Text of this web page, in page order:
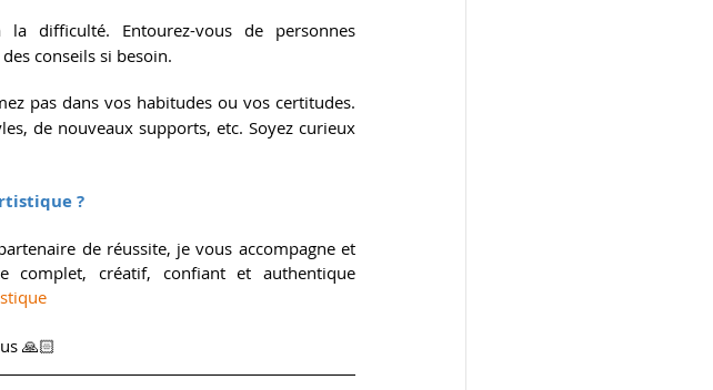
difficulté. Entourez-vous de personnes
conseils si besoin.
pas dans vos habitudes ou vos certitudes.
de nouveaux supports, etc. Soyez curieux
?​
de réussite, je vous accompagne et
🙏🏻